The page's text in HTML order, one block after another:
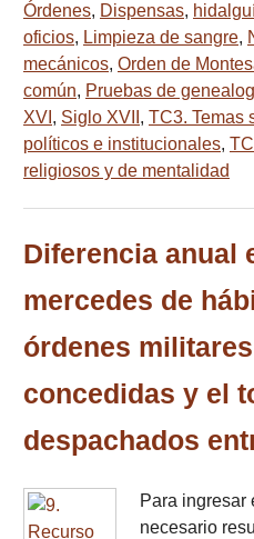
Órdenes, Dispensas,
oficios, Limpieza de sangre,
mecánicos, Orden de
común, Pruebas de
XVI , Siglo XVII , TC3. Temas
políticos e institucionales,
religiosos y de mentalidad
Diferencia anual
mercedes de
órdenes
concedidas y el
despachados
Para ingresar
necesario